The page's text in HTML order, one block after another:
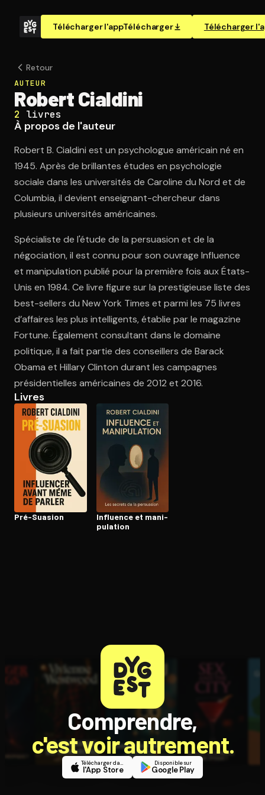
Télécharger l'appTélécharger Télécharger
Ouvre l'app Appareil photo, pointe sur le code. C'est gratuit à
Retour
AUTEUR
Robert Cialdini
2 livres
À propos de l'auteur
Robert B. Cialdini est un psychologue américain né en
1945. Après de brillantes études en psychologie
sociale dans les universités de Caroline du Nord et de
Columbia, il devient enseignant-chercheur dans
plusieurs universités américaines.
Spécialiste de l'étude de la persuasion et de la
négociation, il est connu pour son ouvrage Influence
et manipulation publié pour la première fois aux États-
Unis en 1984. Ce livre figure sur la prestigieuse liste des
best-sellers du New York Times et parmi les 75 livres
d’affaires les plus intelligents, établie par le magazine
Fortune. Également consultant dans le domaine
politique, il a fait partie des conseillers de Barack
Obama et Hillary Clinton durant les campagnes
présidentielles américaines de 2012 et 2016.
Livres
Pré-Suasion
Influence et ma­ni­
pu­la­tion
Comprendre,
c'est voir autrement.
Télécharger dans
l'App Store
Disponible sur
Google Play